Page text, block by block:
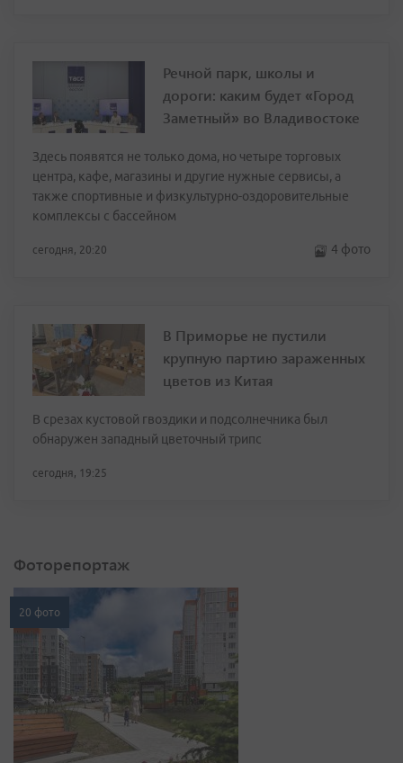
Речной парк, школы и
дороги: каким будет «Город
Заметный» во Владивостоке
Здесь появятся не только дома, но четыре торговых
центра, кафе, магазины и другие нужные сервисы, а
также спортивные и физкультурно-оздоровительные
комплексы с бассейном
сегодня, 20:20 4 фото
В Приморье не пустили
крупную партию зараженных
цветов из Китая
В срезах кустовой гвоздики и подсолнечника был
обнаружен западный цветочный трипс
сегодня, 19:25
Фоторепортаж
20 фото